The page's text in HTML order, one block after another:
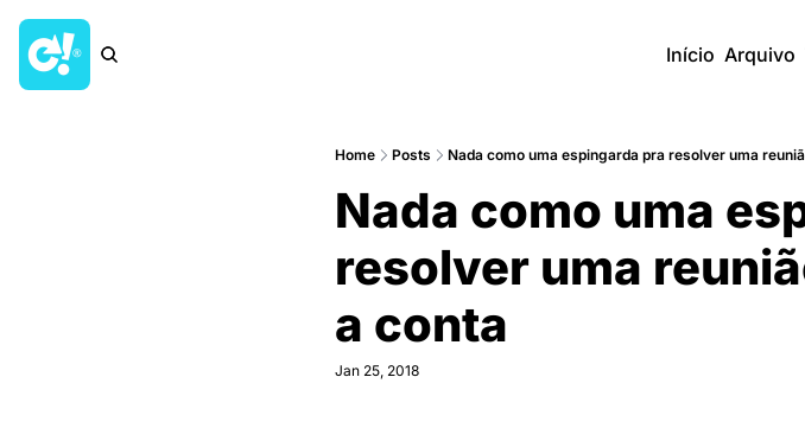
Início Arquivo
Home Posts Nada como uma espingarda pra resolver uma
Nada como uma
resolver uma
a conta
Jan 25, 2018